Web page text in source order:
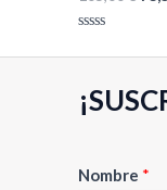
con
5
Nombre *